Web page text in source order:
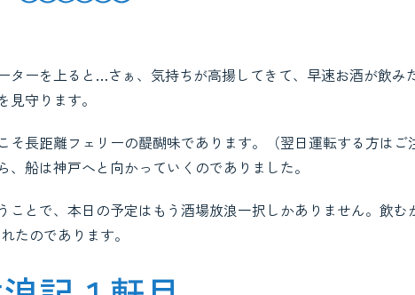
ターを上ると…さぁ、気持ちが高揚してきて、早速お酒が飲み
見守ります。
そ長距離フェリーの醍醐味であります。（翌日運転する方はご
船は神戸へと向かっていくのでありました。
ことで、本日の予定はもう酒場放浪一択しかありません。飲む
たのであります。